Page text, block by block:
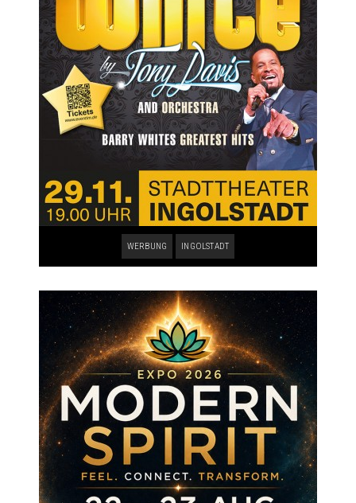
WERBUNG INGOLSTADT